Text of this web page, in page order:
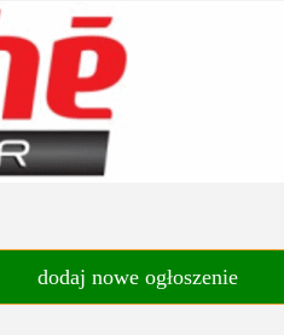
dodaj nowe ogłoszenie